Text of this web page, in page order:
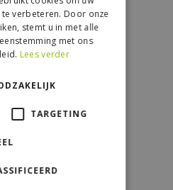
verbeteren. Door onze
stemt u in met alle
met ons
Lees verder
TARGETING